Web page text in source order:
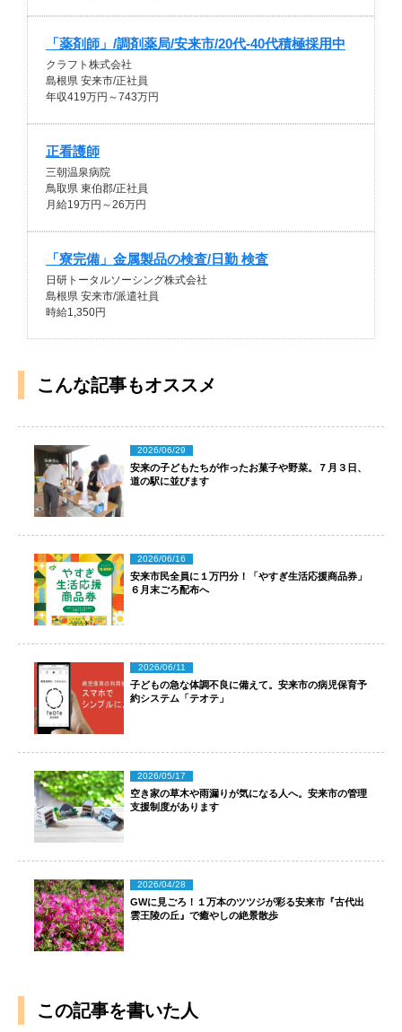
「薬剤師」/調剤薬局/安来市/20代-40代積極採用中
クラフト株式会社
島根県 安来市/正社員
年収419万円～743万円
正看護師
三朝温泉病院
鳥取県 東伯郡/正社員
月給19万円～26万円
「寮完備」金属製品の検査/日勤 検査
日研トータルソーシング株式会社
島根県 安来市/派遣社員
時給1,350円
こんな記事もオススメ
2026/06/29
安来の子どもたちが作ったお菓子や野菜。７月３日、
道の駅に並びます
2026/06/16
安来市民全員に１万円分！「やすぎ生活応援商品券」
６月末ごろ配布へ
2026/06/11
子どもの急な体調不良に備えて。安来市の病児保育予
約システム「テオテ」
2026/05/17
空き家の草木や雨漏りが気になる人へ。安来市の管理
支援制度があります
2026/04/28
GWに見ごろ！１万本のツツジが彩る安来市『古代出
雲王陵の丘』で癒やしの絶景散歩
この記事を書いた人